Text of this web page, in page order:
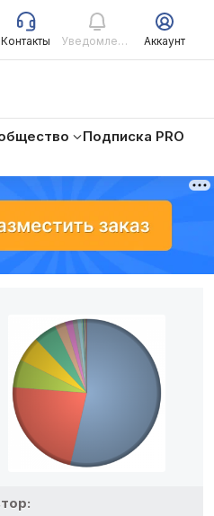
Контакты Уведомления Аккаунт
Подписка PRO